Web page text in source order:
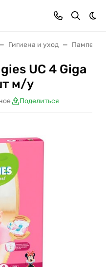
Гигиена и уход
UC 4 Giga
м/у
Поделиться